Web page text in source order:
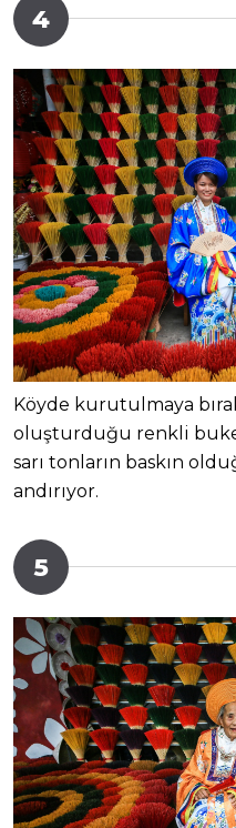
4
Köyde kurutulmaya
oluşturduğu renkli
sarı tonların baskın
andırıyor.
5